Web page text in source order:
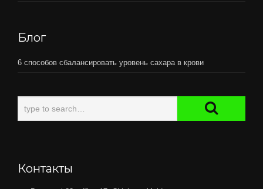
Блог
6 способов сбалансировать уровень сахара в крови
Контакты